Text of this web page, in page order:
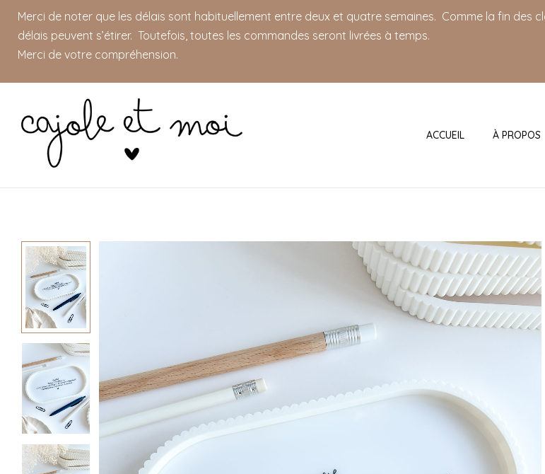
Merci de noter que les délais sont habituellement entre deux et quatre semaines. Comme la fin des
délais peuvent s’étirer. Toutefois, toutes les commandes seront livrées à temps.
Merci de votre compréhension.
ACCUEIL À PROPOS